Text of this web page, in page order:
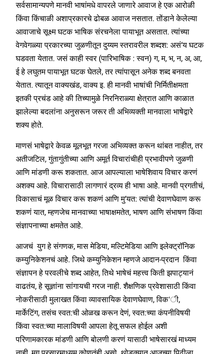
सर्वसामान्यपणे मानवी भाषांमधे वापरले जाणारे आवाज हे एक आरोळी
किंवा किंचाळी अशाप्रकारचे ढोबळ आवाज नसतात. तोंडाने केलेल्या
आवाजाचे सूक्ष्म घटक भाषिक संरचनेला पायाभूत असतात. त्यांच्या
वेगवेगळ्या प्रकारच्या जुळणीतून दुय्यम स्तरावरील शब्दश: असं‘य घटक
घडवता येतात. जसं काही स्वर (पारिभाषिक : स्वन) ग, म, भ, न, अ, आ,
ई हे लघुतम पायाभूत घटक घेतले, तर त्यांपासून अनेक शब्द बनवता
येतात. त्यातून वाक्यखंड, वाक्य इ. ही मानवी भाषांची निर्मितीक्षमता
इतकी प्रचंड आहे की तिच्यामुळे निरनिराळ्या क्षेत्रात आणि काळात
झालेल्या बदलांना अनुसरून जरूर ती अभिव्यक्ती मानवाला भाषेद्वारे
शक्य होते.
माणसं भाषेद्वारे केवळ मूलभूत गरजा अभिव्यक्त करून थांबत नाहीत, तर
अतीजटिल, गुंतागुंतीच्या आणि अमूर्त विचारांचीही प्रभावीपणे जुळणी
आणि मांडणी करू शकतात. आज आपल्याला भाषेशिवाय विचार करणं
अशक्य आहे. विचारासाठी लागणारं द्रव्य ही भाषा आहे. मानवी प्रगतीचं,
विकासाचं मूळ विचार करू शकणं आणि मु‘यत: त्यांची देवाणघेवाण करू
शकणं यात, म्हणजेच मानवाच्या भाषाक्षमतेत, भाषण आणि संभाषण किंवा
संज्ञापनाच्या क्षमतेत आहे.
आजचं युग हे संगणक, मास मेडिया, मल्टिमेडिया आणि इलेक्ट्रॉनिक
कम्युनिकेशनचं आहे. जिथे कम्युनिकेशन म्हणजे आदान-प्रदान किंवा
संज्ञापन हे परवलीचे शब्द आहेत, तिथे भाषेचं महत्त्व किती झपाट्यानं
वाढतंय, हे सूज्ञांना सांगायची गरज नाही. शैक्षणिक प्रवेशासाठी किंवा
नोकरीसाठी मुलाखत किंवा व्यावसायिक देवाणघेवाण, विक‘ी,
मार्केटिंग, तसंच स्वत:ची ओळख करून देणं, स्वत:च्या कंपनीविषयी
किंवा स्वत:च्या मालाविषयी आपला हेतू सफल होईल अशी
परिणामकारक मांडणी आणि बोलणी करणं यासाठी भाषेसारखं माध्यम